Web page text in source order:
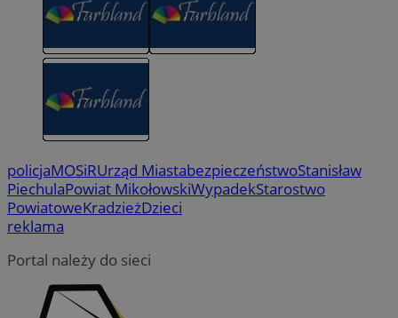
policjaMOSiRUrząd MiastabezpieczeństwoStanisław
PiechulaPowiat MikołowskiWypadekStarostwo
PowiatoweKradzieżDzieci
reklama
Portal należy do sieci